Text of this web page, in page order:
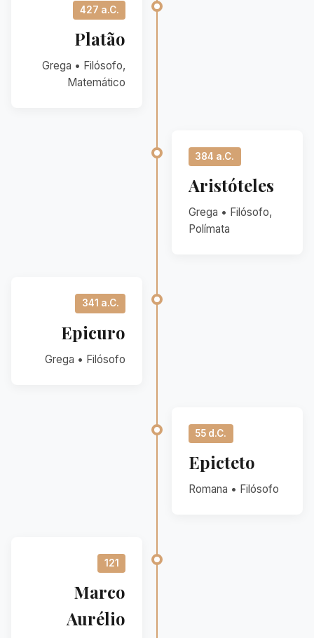
427 a.C.
Platão
Grega • Filósofo,
Matemático
384 a.C.
Aristóteles
Grega • Filósofo,
Polímata
341 a.C.
Epicuro
Grega • Filósofo
55 d.C.
Epicteto
Romana • Filósofo
121
Marco
Aurélio